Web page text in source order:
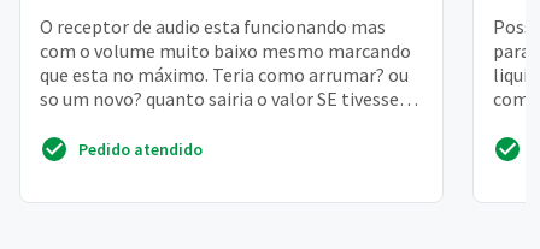
O receptor de audio esta funcionando mas
com o volume muito baixo mesmo marcando
que esta no máximo. Teria como arrumar? ou
so um novo? quanto sairia o valor SE tivesse
Pedido atendido
para